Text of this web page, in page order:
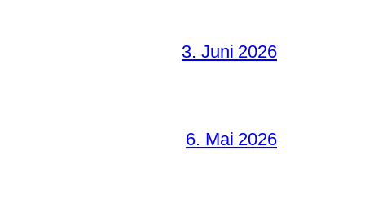
3. Juni 2026
6. Mai 2026